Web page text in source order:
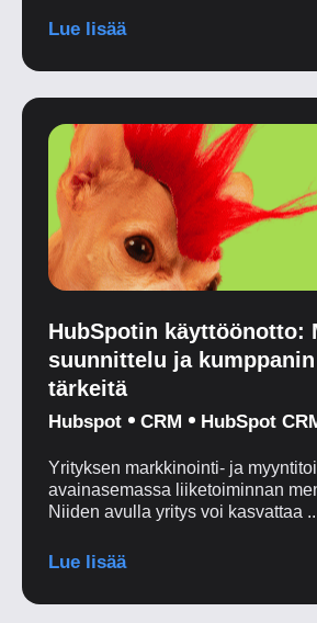
Lue lisää
HubSpotin käyttöönotto:
suunnittelu ja
tärkeitä
Hubspot CRM HubSpot
Yrityksen markkinointi- ja
avainasemassa liiketoiminnan
Niiden avulla yritys voi kasvattaa
Lue lisää